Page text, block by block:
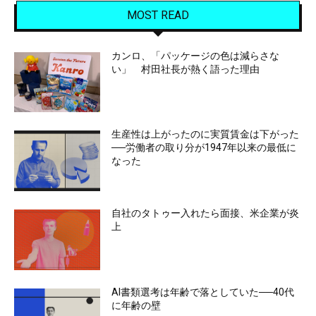
MOST READ
カンロ、「パッケージの色は減らさな
い」 村田社長が熱く語った理由
生産性は上がったのに実質賃金は下がった
──労働者の取り分が1947年以来の最低に
なった
自社のタトゥー入れたら面接、米企業が炎
上
AI書類選考は年齢で落としていた──40代
に年齢の壁